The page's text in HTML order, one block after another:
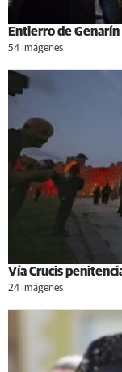
Entierro de Genarín
54 imágenes
Vía Crucis
24 imágenes